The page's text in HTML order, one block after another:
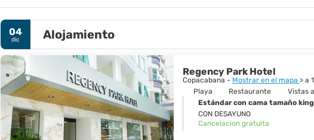
Metropolitana y el edificio de Petrobras.
Río también cuenta con una gran cantidad de interesantes museos como el Museo
la India. Río acoge el mundialmente famoso Carnaval el cual no necesita
una ciudad animada, sobre todo en lo referente a la vida nocturna.
Río es siempre bella; es algo que debe ver por sí mismo.
04
dic Alojamiento
Regency Park Hotel
Copacabana - Mostrar en el mapa > a
Playa
Restaurante
Vistas
Estándar con cama tamaño
CON DESAYUNO
Cancelacion gratuita